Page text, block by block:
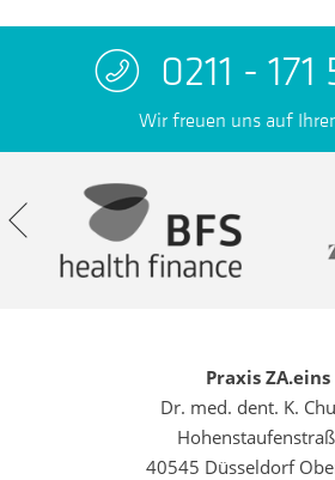
0211 -
Wir freuen uns auf
Praxis ZA.eins
Dr. med. dent. K.
40545 Düsseldorf